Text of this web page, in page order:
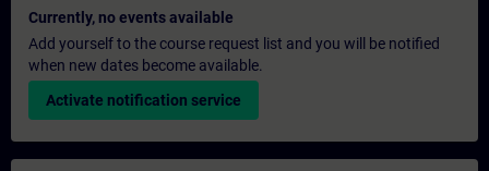
Currently, no events available
Add yourself to the course request list and you will be notified
when new dates become available.
Activate notification service